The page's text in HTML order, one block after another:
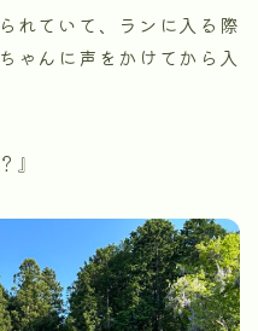
れていて、ランに入る際
ゃんに声をかけてから入
』